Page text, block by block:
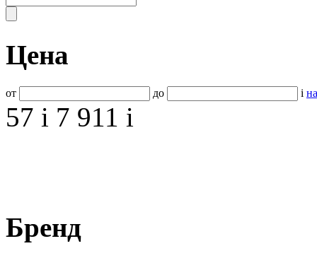
Цена
от до i
57 i 7 911 i
Бренд